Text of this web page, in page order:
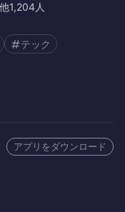
1,204人
テック
アプリをダウンロード